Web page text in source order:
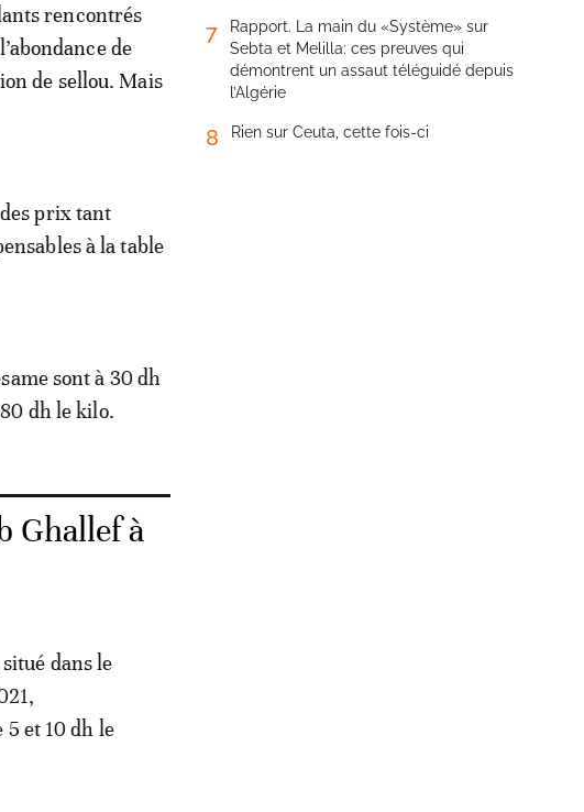
rencontrés
de
de sellou. Mais
prix tant
à la table
sont à 30 dh
dh le kilo.
Ghallef à
dans le
et 10 dh le
7
Rapport. La main du «Système» sur
Sebta et Melilla: ces preuves qui
démontrent un assaut téléguidé depuis
l’Algérie
8 Rien sur Ceuta, cette fois-ci